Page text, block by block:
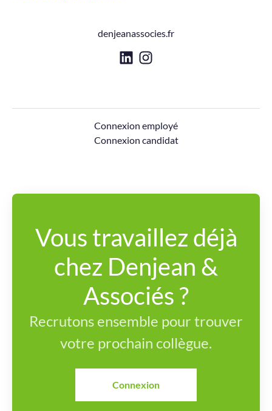
denjeanassocies.fr
Connexion employé
Connexion candidat
Vous travaillez déjà
chez Denjean &
Associés ?
Recrutons ensemble pour trouver
votre prochain collègue.
Connexion